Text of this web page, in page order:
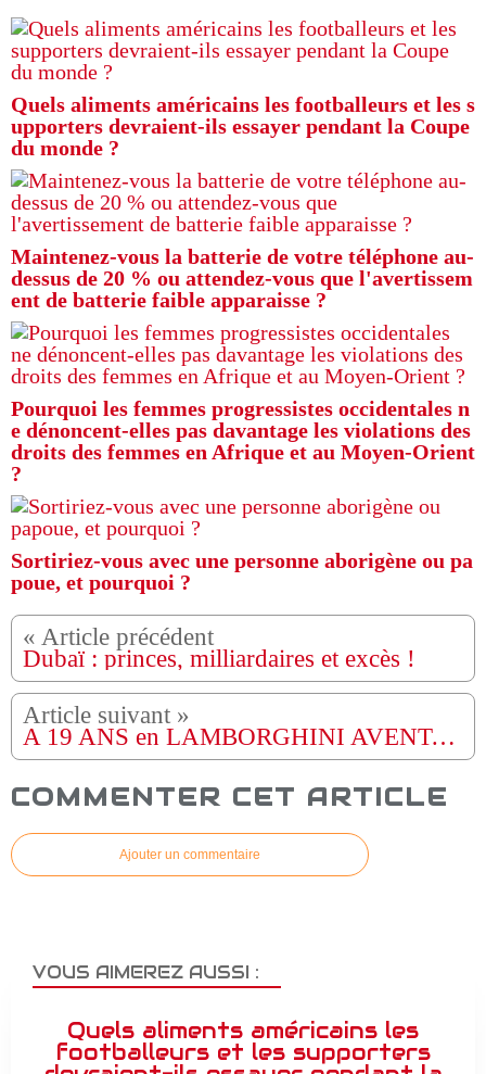
Quels aliments américains les footballeurs et les s
upporters devraient-ils essayer pendant la Coupe
du monde ?
Maintenez-vous la batterie de votre téléphone au-
dessus de 20 % ou attendez-vous que l'avertissem
ent de batterie faible apparaisse ?
Pourquoi les femmes progressistes occidentales n
e dénoncent-elles pas davantage les violations des
droits des femmes en Afrique et au Moyen-Orient
?
Sortiriez-vous avec une personne aborigène ou pa
poue, et pourquoi ?
Dubaï : princes, milliardaires et excès !
A 19 ANS en LAMBORGHINI AVENTADOR S 🔥😈
COMMENTER CET ARTICLE
Ajouter un commentaire
VOUS AIMEREZ AUSSI :
Quels aliments américains les
footballeurs et les supporters